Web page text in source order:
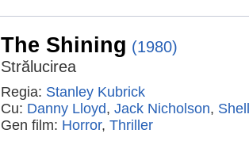
The Shining (1980)
Strălucirea
Regia: Stanley Kubrick
Cu: Danny Lloyd, Jack Nicholson,
Gen film: Horror, Thriller